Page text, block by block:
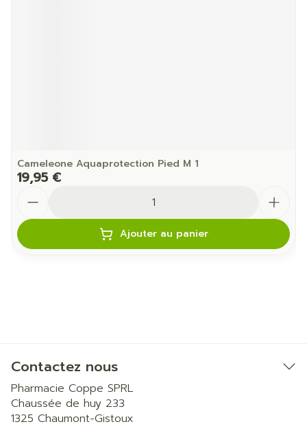
Cameleone Aquaprotection Pied M 1
19,95 €
Ajouter au panier
Contactez nous
Pharmacie Coppe SPRL
Chaussée de huy 233
1325 Chaumont-Gistoux